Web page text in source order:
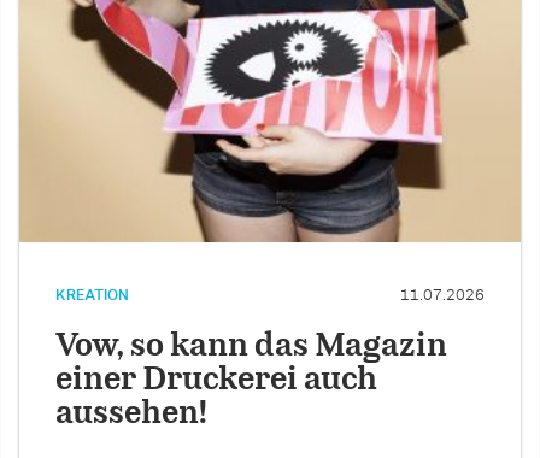
KREATION 11.07.2026
Vow, so kann das Magazin
einer Druckerei auch
aussehen!